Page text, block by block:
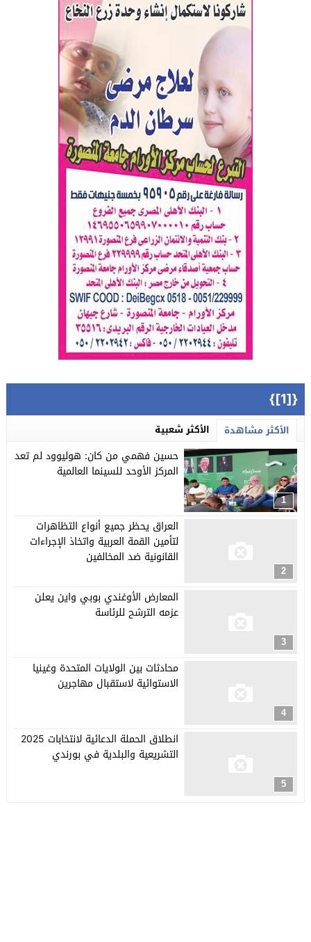
{[1]}
الأكثر مشاهدة الأكثر شعبية
1
حسين فهمي من كان: هوليوود لم تعد
المركز الأوحد للسينما العالمية
2
العراق يحظر جميع أنواع التظاهرات
لتأمين القمة العربية واتخاذ الإجراءات
القانونية ضد المخالفين
3
المعارض الأوغندي بوبي واين يعلن
عزمه الترشح للرئاسة
4
محادثات بين الولايات المتحدة وغينيا
الاستوائية لاستقبال مهاجرين
5
انطلاق الحملة الدعائية لانتخابات 2025
التشريعية والبلدية في بورندي